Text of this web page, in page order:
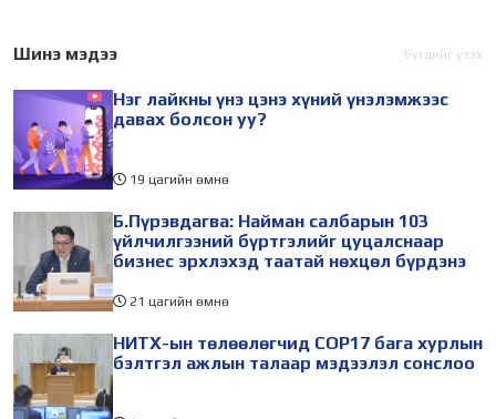
өдөр зохион
холбогдуулан Нийслэлийн
төлөөлөгчид Монгол
айлчлалынхаа хүрээнд
Шинэ мэдээ Бүгдийг үзэх
Нэг лайкны үнэ цэнэ хүний үнэлэмжээс
давах болсон уу?
19 цагийн өмнө
Б.Пүрэвдагва: Найман салбарын 103
үйлчилгээний бүртгэлийг цуцалснаар
бизнес эрхлэхэд таатай нөхцөл бүрдэнэ
21 цагийн өмнө
НИТХ-ын төлөөлөгчид COP17 бага хурлын
бэлтгэл ажлын талаар мэдээлэл сонслоо